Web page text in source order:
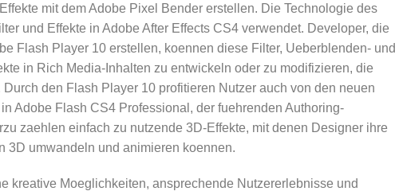
mit dem Adobe Pixel Bender erstellen. Die Technologie des
und Effekte in Adobe After Effects CS4 verwendet. Developer, die
Flash Player 10 erstellen, koennen diese Filter, Ueberblenden- und
in Rich Media-Inhalten zu entwickeln oder zu modifizieren, die
den Flash Player 10 profitieren Nutzer auch von den neuen
Adobe Flash CS4 Professional, der fuehrenden Authoring-
zaehlen einfach zu nutzende 3D-Effekte, mit denen Designer ihre
3D umwandeln und animieren koennen.
kreative Moeglichkeiten, ansprechende Nutzererlebnisse und